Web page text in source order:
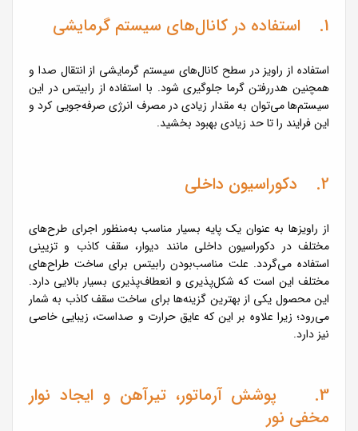
1. استفاده در کانال‌های سیستم گرمایشی
استفاده از راویز در سطح کانال‌های سیستم گرمایشی از انتقال صدا و
همچنین هدررفتن گرما جلوگیری شود. با استفاده از رابیتس در این
سیستم‌ها می‌توان به مقدار زیادی در مصرف انرژی صرفه‌جویی کرد و
این فرایند را تا حد زیادی بهبود بخشید.
2. دکوراسیون داخلی
از راویزها به عنوان یک پایه بسیار مناسب به‌منظور اجرای طرح‌های
مختلف در دکوراسیون داخلی مانند دیوار، سقف کاذب و تزیینی
استفاده می‌گردد. علت مناسب‌بودن رابیتس برای ساخت طراح‌های
مختلف این است که شکل‌پذیری و انعطاف‌پذیری بسیار بالایی دارد.
این محصول یکی از بهترین گزینه‌ها برای ساخت سقف کاذب به شمار
می‌رود؛ زیرا علاوه بر این که عایق حرارت و صداست، زیبایی خاصی
نیز دارد.
3. پوشش آرماتور، تیرآهن و ایجاد نوار
مخفی نور